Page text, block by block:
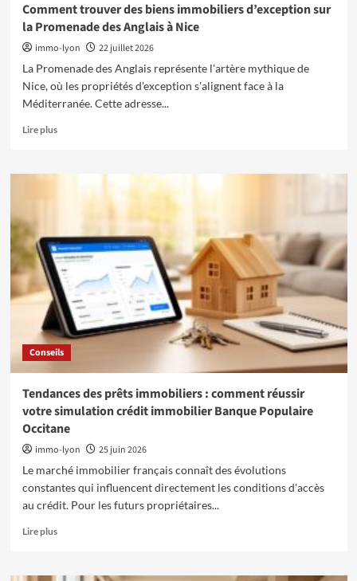
Comment trouver des biens immobiliers d’exception sur
la Promenade des Anglais à Nice
immo-lyon
22 juillet 2026
La Promenade des Anglais représente l'artère mythique de
Nice, où les propriétés d'exception s'alignent face à la
Méditerranée. Cette adresse...
Lire plusEn
sur
Comment
biens
immobiliers
d’exception
sur
la
Promenade
des
Anglais
à
Conseils
Tendances des prêts immobiliers : comment réussir
votre simulation crédit immobilier Banque Populaire
Occitane
immo-lyon
25 juin 2026
Le marché immobilier français connaît des évolutions
constantes qui influencent directement les conditions d'accès
au crédit. Pour les futurs propriétaires...
Lire plusEn
sur